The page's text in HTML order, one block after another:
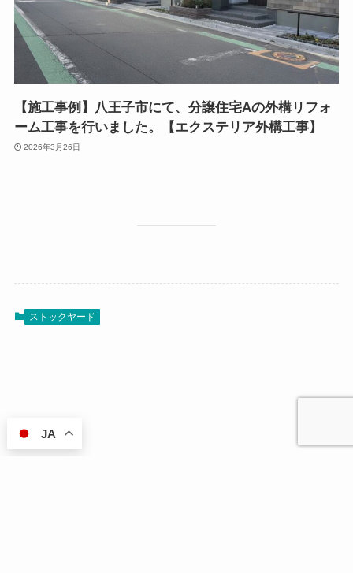
【施工事例】八王子市にて、分譲住宅Aの外構リフォ
ーム工事を行いました。【エクステリア外構工事】
2026年3月26日
ストックヤード
JA